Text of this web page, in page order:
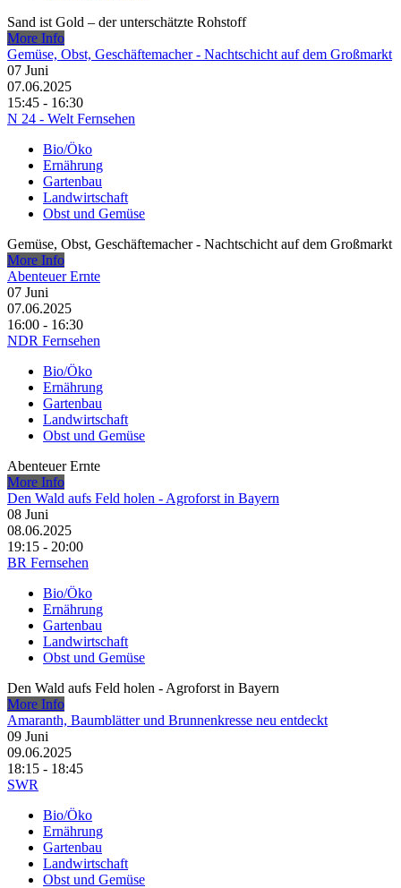
Sand ist Gold – der unterschätzte Rohstoff
More Info
Gemüse, Obst, Geschäftemacher - Nachtschicht auf dem Großmarkt
07 Juni
07.06.2025
15:45 - 16:30
N 24 - Welt Fernsehen
Bio/Öko
Ernährung
Gartenbau
Landwirtschaft
Obst und Gemüse
Gemüse, Obst, Geschäftemacher - Nachtschicht auf dem Großmarkt
More Info
Abenteuer Ernte
07 Juni
07.06.2025
16:00 - 16:30
NDR Fernsehen
Bio/Öko
Ernährung
Gartenbau
Landwirtschaft
Obst und Gemüse
Abenteuer Ernte
More Info
Den Wald aufs Feld holen - Agroforst in Bayern
08 Juni
08.06.2025
19:15 - 20:00
BR Fernsehen
Bio/Öko
Ernährung
Gartenbau
Landwirtschaft
Obst und Gemüse
Den Wald aufs Feld holen - Agroforst in Bayern
More Info
Amaranth, Baumblätter und Brunnenkresse neu entdeckt
09 Juni
09.06.2025
18:15 - 18:45
SWR
Bio/Öko
Ernährung
Gartenbau
Landwirtschaft
Obst und Gemüse